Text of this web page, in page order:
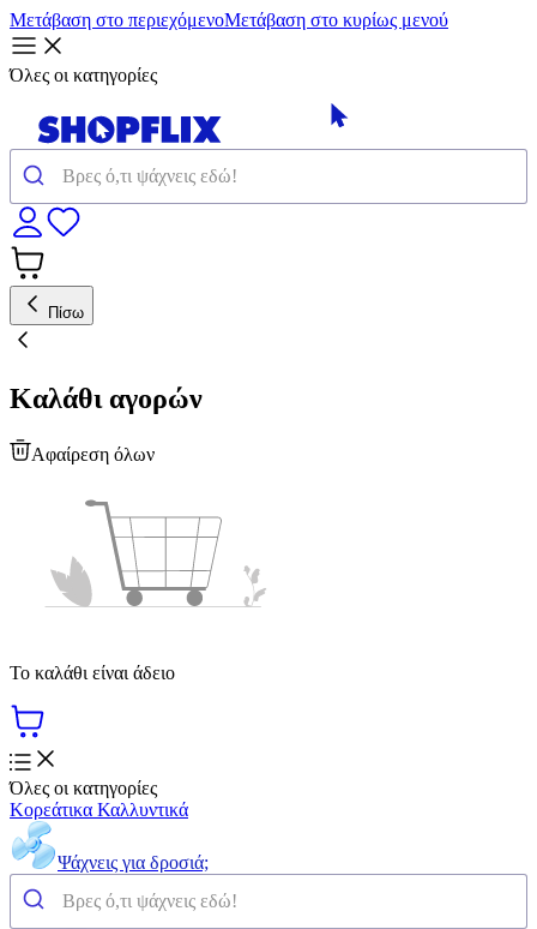
Μετάβαση στο περιεχόμενοΜετάβαση στο κυρίως μενού
Όλες οι κατηγορίες
Πίσω
Καλάθι αγορών
Αφαίρεση όλων
Το καλάθι είναι άδειο
Όλες οι κατηγορίες
Κορεάτικα Καλλυντικά
Ψάχνεις για δροσιά;